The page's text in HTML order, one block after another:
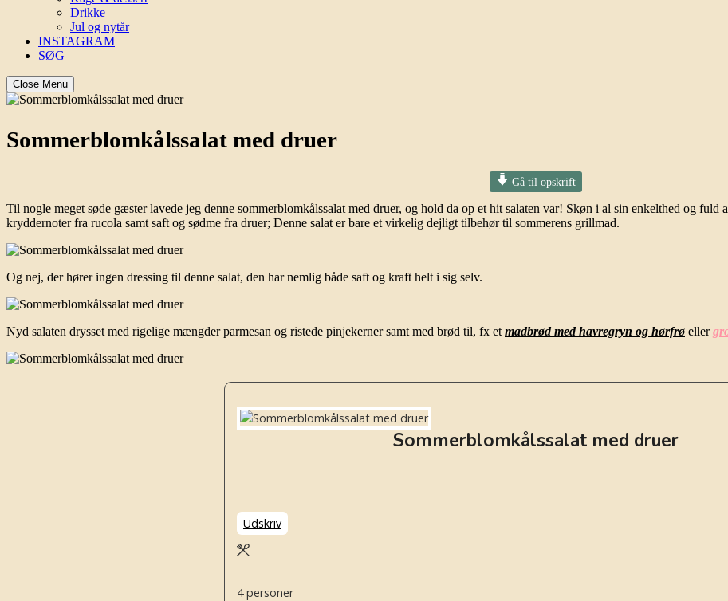
Drikke
Jul og nytår
INSTAGRAM
SØG
Close Menu
Sommerblomkålssalat med druer
Gå til opskrift
Til nogle meget søde gæster lavede jeg denne sommerblomkålssalat med druer, og hold da op et hit salaten var! Skøn i al sin enkelthed og
kryddernoter fra rucola samt saft og sødme fra druer; Denne salat er bare et virkelig dejligt tilbehør til sommerens grillmad.
Og nej, der hører ingen dressing til denne salat, den har nemlig både saft og kraft helt i sig selv.
Nyd salaten drysset med rigelige mængder parmesan og ristede pinjekerner samt med brød til, fx et madbrød med havregryn og hørfrø eller
Sommerblomkålssalat med druer
Udskriv
4 personer